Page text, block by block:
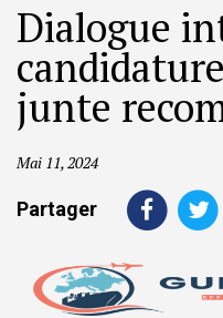
Dialogue
junte
Mai 11, 2024
Partager